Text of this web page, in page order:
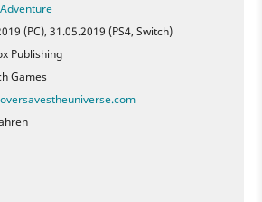
(PC), 31.05.2019 (PS4, Switch)
Publishing
Games